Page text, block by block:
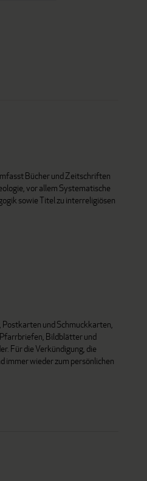
Bücher und Zeitschriften
vor allem Systematische
sowie Titel zu interreligiösen
und Schmuckkarten,
Bildblätter und
Für die Verkündigung, die
immer wieder zum persönlichen